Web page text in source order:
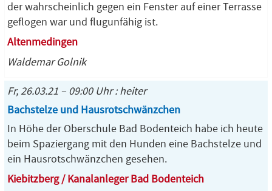
der wahrscheinlich gegen ein Fenster auf einer Terrasse
geflogen war und flugunfähig ist.
Altenmedingen
Waldemar Golnik
Fr, 26.03.21 – 09:00 Uhr : heiter
Bachstelze und Hausrotschwänzchen
In Höhe der Oberschule Bad Bodenteich habe ich heute
beim Spaziergang mit den Hunden eine Bachstelze und
ein Hausrotschwänzchen gesehen.
Kiebitzberg / Kanalanleger Bad Bodenteich